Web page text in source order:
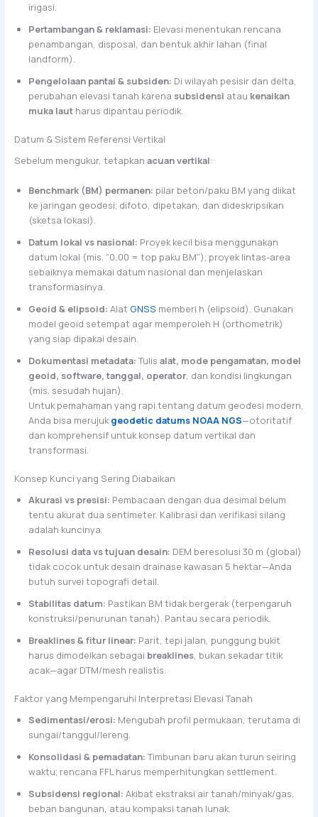
irigasi.
Pertambangan & reklamasi: Elevasi menentukan rencana
penambangan, disposal, dan bentuk akhir lahan (final
landform).
Pengelolaan pantai & subsiden: Di wilayah pesisir dan delta,
perubahan elevasi tanah karena subsidensi atau kenaikan
muka lautharus dipantau periodik.
Datum & Sistem Referensi Vertikal
Sebelum mengukur, tetapkan acuan vertikal:
Benchmark (BM) permanen: pilar beton/paku BM yang diikat
ke jaringan geodesi; difoto, dipetakan, dan dideskripsikan
(sketsa lokasi).
Datum lokal vs nasional: Proyek kecil bisa menggunakan
datum lokal (mis. “0,00 = top paku BM”); proyek lintas-area
sebaiknya memakai datum nasional dan menjelaskan
transformasinya.
Geoid & elipsoid: Alat GNSS memberi h (elipsoid). Gunakan
model geoid setempat agar memperoleh H (orthometrik)
yang siap dipakai desain.
Dokumentasi metadata: Tulis alat, mode pengamatan, model
geoid, software, tanggal, operator, dan kondisi lingkungan
(mis. sesudah hujan).
Untuk pemahaman yang rapi tentang datum geodesi modern,
Anda bisa merujuk geodetic datums NOAA NGS—otoritatif
dan komprehensif untuk konsep datum vertikal dan
transformasi.
Konsep Kunci yang Sering Diabaikan
Akurasi vs presisi: Pembacaan dengan dua desimal belum
tentu akurat dua sentimeter. Kalibrasi dan verifikasi silang
adalah kuncinya.
Resolusi data vs tujuan desain: DEM beresolusi 30 m (global)
tidak cocok untuk desain drainase kawasan 5 hektar—Anda
butuh survei topografi detail.
Stabilitas datum: Pastikan BM tidak bergerak (terpengaruh
konstruksi/penurunan tanah). Pantau secara periodik.
Breaklines & fitur linear: Parit, tepi jalan, punggung bukit
harus dimodelkan sebagai breaklines, bukan sekadar titik
acak—agar DTM/mesh realistis.
Faktor yang Mempengaruhi Interpretasi Elevasi Tanah
Sedimentasi/erosi: Mengubah profil permukaan, terutama di
sungai/tanggul/lereng.
Konsolidasi & pemadatan: Timbunan baru akan turun seiring
waktu; rencana FFL harus memperhitungkan settlement.
Subsidensi regional: Akibat ekstraksi air tanah/minyak/gas,
beban bangunan, atau kompaksi tanah lunak.